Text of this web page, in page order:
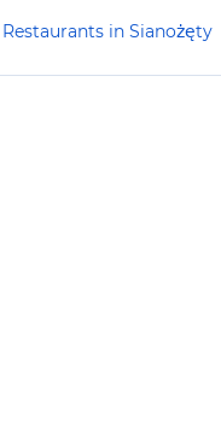
Restaurants in Sianożęty